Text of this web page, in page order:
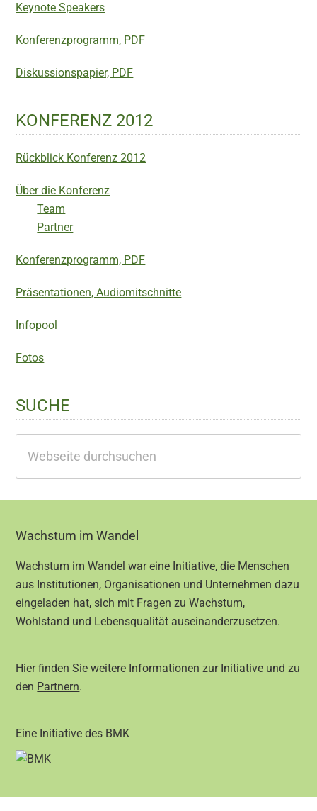
Keynote Speakers
Konferenzprogramm, PDF
Diskussionspapier, PDF
KONFERENZ 2012
Rückblick Konferenz 2012
Über die Konferenz
Team
Partner
Konferenzprogramm, PDF
Präsentationen, Audiomitschnitte
Infopool
Fotos
SUCHE
durchsuchen
Footer
Wachstum im Wandel
Wachstum im Wandel war eine Initiative, die Menschen
aus Institutionen, Organisationen und Unternehmen dazu
eingeladen hat, sich mit Fragen zu Wachstum,
Wohlstand und Lebensqualität auseinanderzusetzen.
Hier finden Sie weitere Informationen zur Initiative und zu
den Partnern.
Eine Initiative des BMK